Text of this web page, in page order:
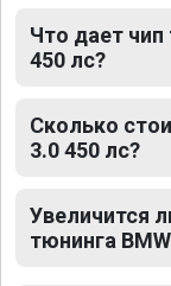
Что дает чип
450 лс?
Сколько
3.0 450 лс?
Увеличится
тюнинга